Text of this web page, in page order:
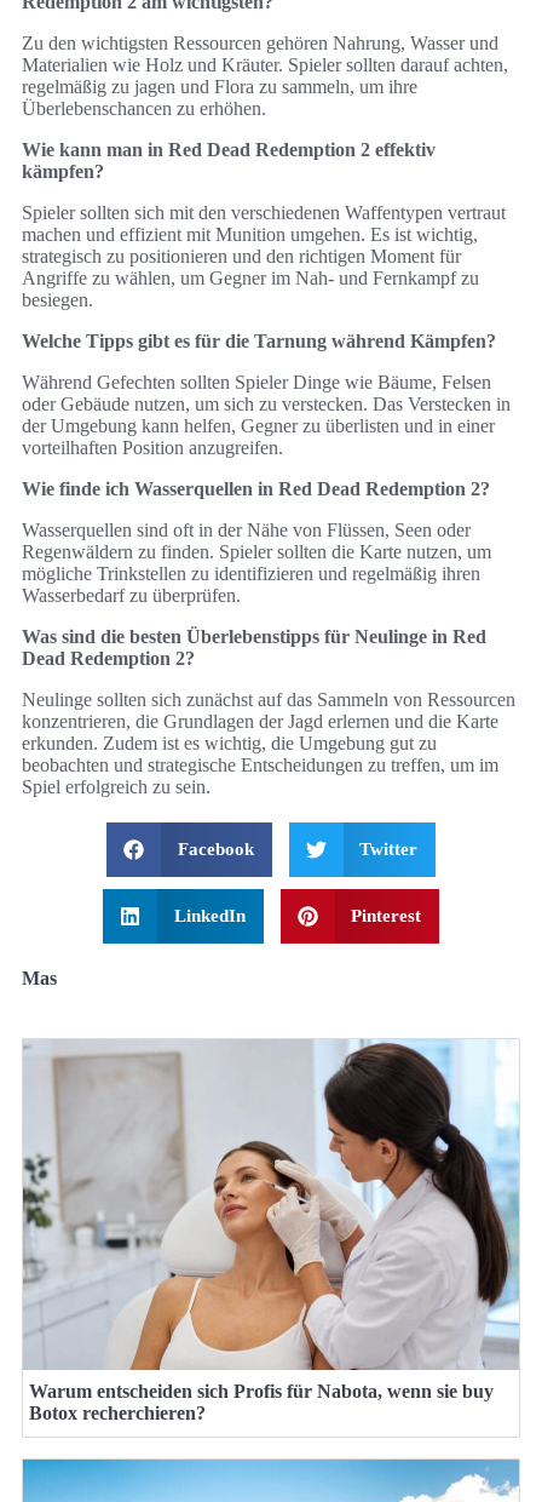
Zu den wichtigsten Ressourcen gehören Nahrung, Wasser und
Materialien wie Holz und Kräuter. Spieler sollten darauf achten,
regelmäßig zu jagen und Flora zu sammeln, um ihre
Überlebenschancen zu erhöhen.
Wie kann man in Red Dead Redemption 2 effektiv
kämpfen?
Spieler sollten sich mit den verschiedenen Waffentypen vertraut
machen und effizient mit Munition umgehen. Es ist wichtig,
strategisch zu positionieren und den richtigen Moment für
Angriffe zu wählen, um Gegner im Nah- und Fernkampf zu
besiegen.
Welche Tipps gibt es für die Tarnung während Kämpfen?
Während Gefechten sollten Spieler Dinge wie Bäume, Felsen
oder Gebäude nutzen, um sich zu verstecken. Das Verstecken in
der Umgebung kann helfen, Gegner zu überlisten und in einer
vorteilhaften Position anzugreifen.
Wie finde ich Wasserquellen in Red Dead Redemption 2?
Wasserquellen sind oft in der Nähe von Flüssen, Seen oder
Regenwäldern zu finden. Spieler sollten die Karte nutzen, um
mögliche Trinkstellen zu identifizieren und regelmäßig ihren
Wasserbedarf zu überprüfen.
Was sind die besten Überlebenstipps für Neulinge in Red
Dead Redemption 2?
Neulinge sollten sich zunächst auf das Sammeln von Ressourcen
konzentrieren, die Grundlagen der Jagd erlernen und die Karte
erkunden. Zudem ist es wichtig, die Umgebung gut zu
beobachten und strategische Entscheidungen zu treffen, um im
Spiel erfolgreich zu sein.
Facebook Twitter
LinkedIn Pinterest
Mas
Warum entscheiden sich Profis für Nabota, wenn sie buy
Botox recherchieren?